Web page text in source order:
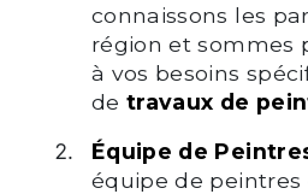
connaissons les
région et sommes
à vos besoins
detravaux de
Équipe de
équipe de